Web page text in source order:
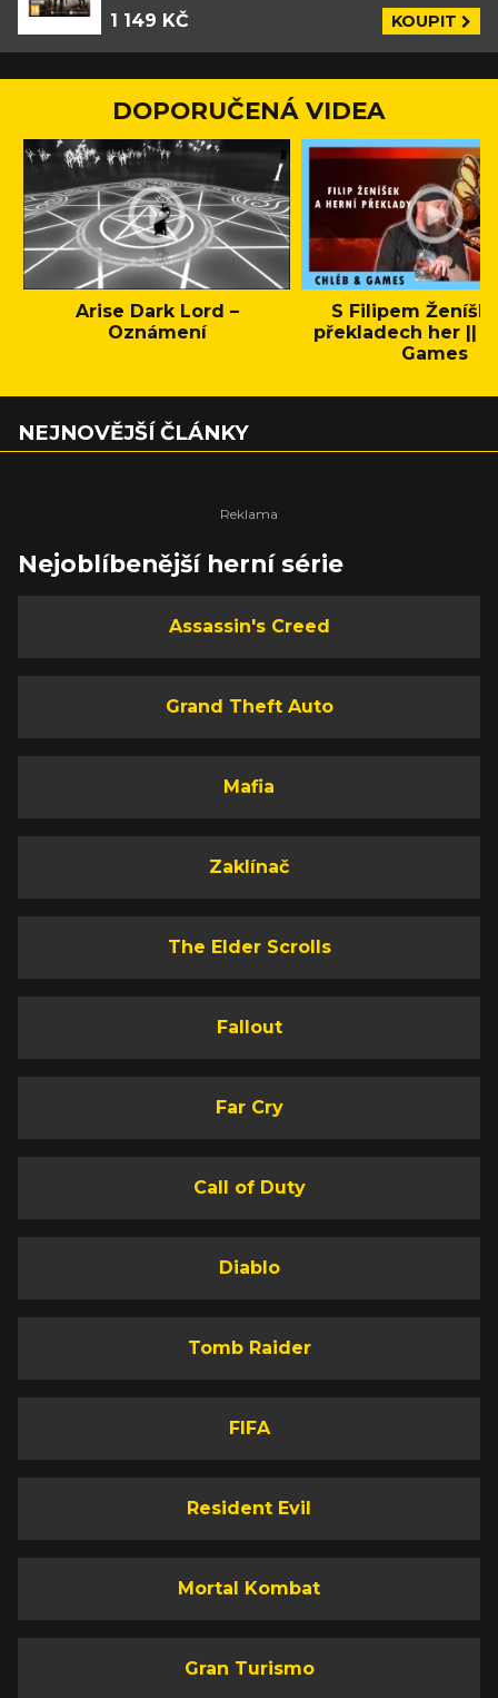
1 149 KČ KOUPIT
DOPORUČENÁ VIDEA
Arise Dark Lord –
Oznámení
S Filipem
překladech her ||
Games
NEJNOVĚJŠÍ ČLÁNKY
Nejoblíbenější herní série
Assassin's Creed
Grand Theft Auto
Mafia
Zaklínač
The Elder Scrolls
Fallout
Far Cry
Call of Duty
Diablo
Tomb Raider
FIFA
Resident Evil
Mortal Kombat
Gran Turismo